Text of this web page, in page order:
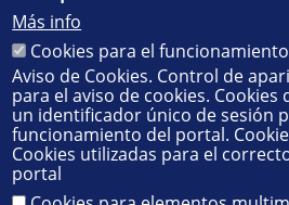
Avda. de la Reina Mercedes, s/n.
55 28 91. Administración:
Secretaría:jsecfisi@us.es-
Más info
Cookies para el
Aviso de Cookies. Control de
para el aviso de cookies. Cookies
un identificador único de sesión
funcionamiento del portal.
Cookies utilizadas para el
portal